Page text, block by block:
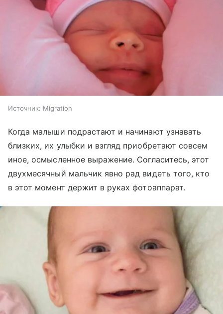
Источник: Migration
Когда малыши подрастают и начинают узнавать
близких, их улыбки и взгляд приобретают совсем
иное, осмысленное выражение. Согласитесь, этот
двухмесячный мальчик явно рад видеть того, кто
в этот момент держит в руках фотоаппарат.